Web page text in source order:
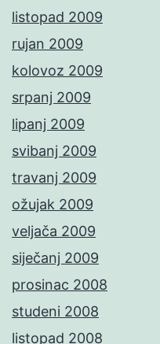
listopad 2009
rujan 2009
kolovoz 2009
srpanj 2009
lipanj 2009
svibanj 2009
travanj 2009
ožujak 2009
veljača 2009
siječanj 2009
prosinac 2008
studeni 2008
listopad 2008